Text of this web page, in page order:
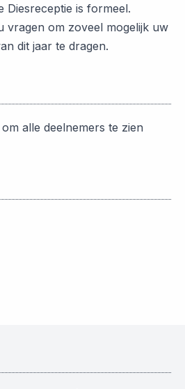
Diesreceptie is formeel.
vragen om zoveel mogelijk uw
dit jaar te dragen.
om alle deelnemers te zien